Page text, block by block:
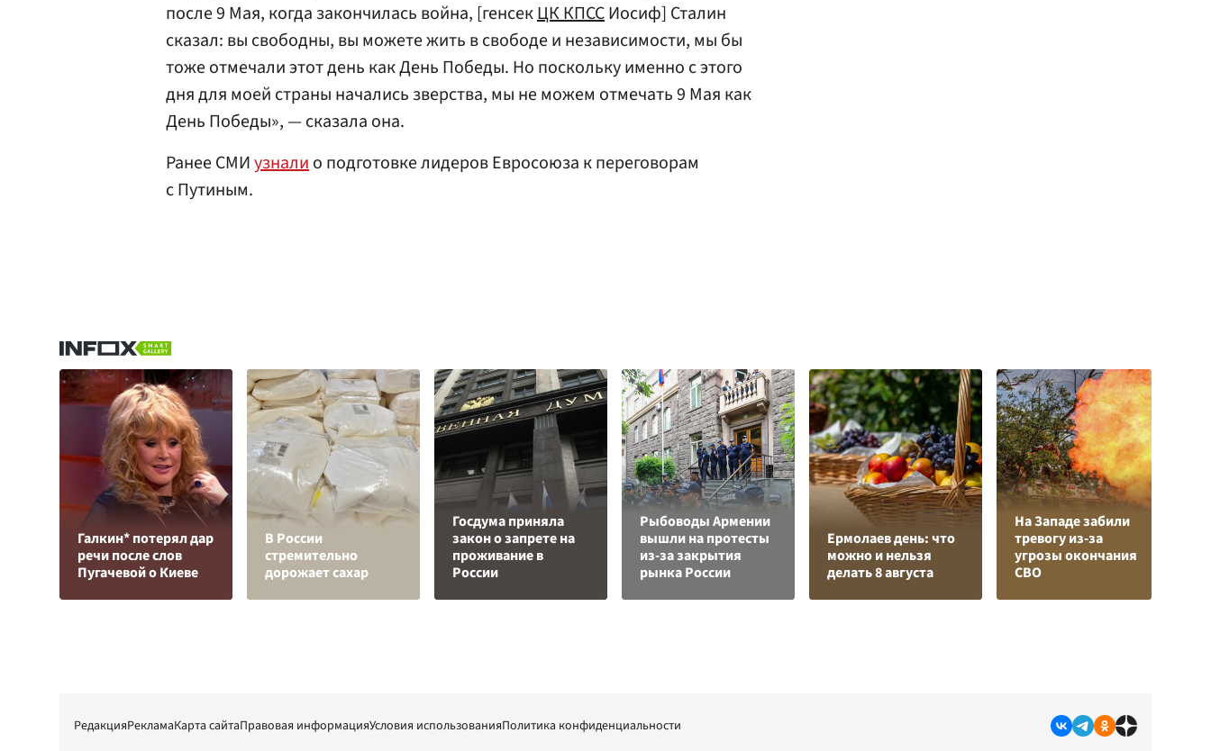
после 9 Мая, когда закончилась война, [генсекЦК КПССИосиф] Сталин
сказал: вы свободны, вы можете жить в свободе и независимости, мы бы
тоже отмечали этот день как День Победы. Но поскольку именно с этого
дня для моей страны начались зверства, мы не можем отмечать 9 Мая как
День Победы», — сказала она.
Ранее СМИузналио подготовке лидеров Евросоюза к переговорам
с Путиным.
Галкин* потерял дар
речи после слов
Пугачевой о Киеве
В России
стремительно
дорожает сахар
Госдума приняла
закон о запрете на
проживание в
России
Рыбоводы Армении
вышли на протесты
из-за закрытия
рынка России
Ермолаев день: что
можно и нельзя
делать 8 августа
На Западе забили
тревогу из-за
угрозы окончания
СВО
РедакцияРекламаКарта сайтаПравовая информацияУсловия использованияПолитика конфиденциальности